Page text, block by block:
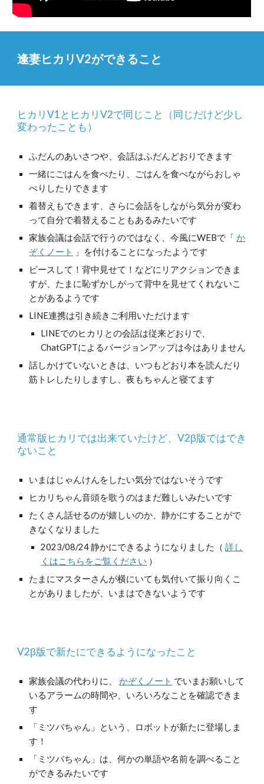
逢妻ヒカリV2ができること
ヒカリV1とヒカリV2で同じこと（同じだけど少し
変わったことも）
ふだんのあいさつや、会話はふだんどおりできます
一緒にごはんを食べたり、ごはんを食べながらおしゃ
べりしたりできます
着替えもできます、さらに会話をしながら気分が変わ
って自分で着替えることもあるみたいです
家族会議は会話で行うのではなく、今風にWEBで 「か
ぞくノート
」を付けることになったようです
ピースして！背中見せて！などにリアクションできま
すが、たまに恥ずかしがって背中を見せてくれないこ
とがあるようです
LINE連携は引き続きご利用いただけます
LINEでのヒカリとの会話は従来どおりで、
ChatGPTによるバージョンアップは今はありません
話しかけていないときは、いつもどおり本を読んだり
筋トレしたりしますし、夜もちゃんと寝てます
通常版ヒカリでは出来ていたけど、V2β版ではでき
ないこと
いまはじゃんけんをしたい気分ではないそうです
ヒカリちゃん音頭を歌うのはまだ難しいみたいです
たくさん話せるのが嬉しいのか、静かにすることがで
きなくなりました
2023/08/24 静かにできるようになりました（詳し
くはこちらをご覧ください ）
たまにマスターさんが横にいても気付いて振り向くこ
とがありましたが、いまはできないようです
V2β版で新たにできるようになったこと
家族会議の代わりに、 かぞくノート でいまお願いして
いるアラームの時間や、いろいろなことを確認できま
す
「ミツバちゃん」という、ロボットが新たに登場しま
す！
「ミツバちゃん」は、何かの単語や名前を調べること
ができるみたいです